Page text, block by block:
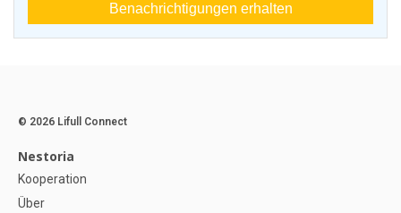
Benachrichtigungen erhalten
© 2026 Lifull Connect
Nestoria
Kooperation
Über